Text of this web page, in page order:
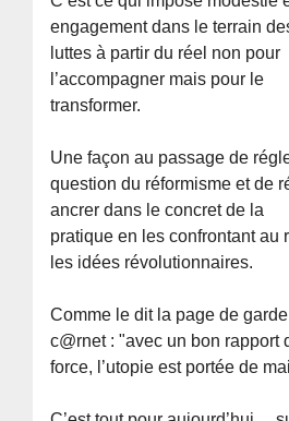
engagement dans le terrain
luttes à partir du réel non pour
l’accompagner mais pour le
transformer.
Une façon au passage de
question du réformisme et de
ancrer dans le concret de la
pratique en les confrontant au
les idées révolutionnaires.
Comme le dit la page de
c@rnet : "avec un bon rapport
force, l’utopie est portée de